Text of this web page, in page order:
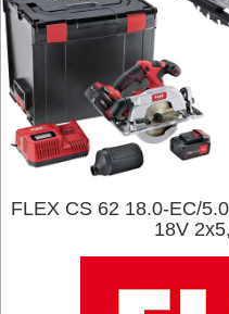
FLEX CS 62 18.0-EC/
18V